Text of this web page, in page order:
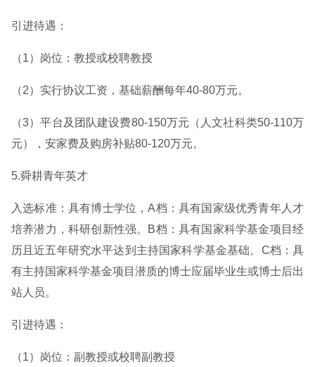
引进待遇：
（1）岗位：教授或校聘教授
（2）实行协议工资，基础薪酬每年40-80万元。
（3）平台及团队建设费80-150万元（人文社科类50-110万
元），安家费及购房补贴80-120万元。
5.舜耕青年英才
入选标准：具有博士学位，A档：具有国家级优秀青年人才
培养潜力，科研创新性强。B档：具有国家科学基金项目经
历且近五年研究水平达到主持国家科学基金基础。C档：具
有主持国家科学基金项目潜质的博士应届毕业生或博士后出
站人员。
引进待遇：
（1）岗位：副教授或校聘副教授